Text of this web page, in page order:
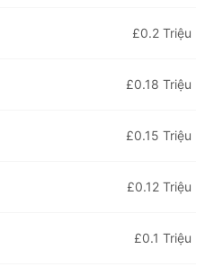
£0.2 Triệu
£0.18 Triệu
£0.15 Triệu
£0.12 Triệu
£0.1 Triệu